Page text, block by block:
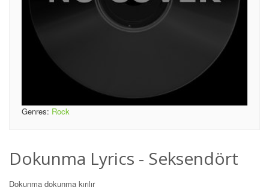
Genres: Rock
Dokunma Lyrics - Seksendört
Dokunma dokunma kırılır